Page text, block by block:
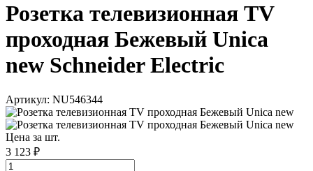
Розетка телевизионная TV
проходная Бежевый Unica
new Schneider Electric
Артикул: NU546344
Цена за шт.
3 123 ₽